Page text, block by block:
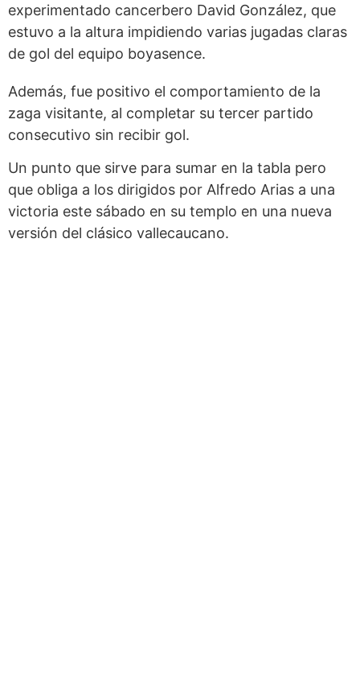
experimentado cancerbero David González, que
estuvo a la altura impidiendo varias jugadas claras
de gol del equipo boyasence.
Además, fue positivo el comportamiento de la
zaga visitante, al completar su tercer partido
consecutivo sin recibir gol.
Un punto que sirve para sumar en la tabla pero
que obliga a los dirigidos por Alfredo Arias a una
victoria este sábado en su templo en una nueva
versión del clásico vallecaucano.